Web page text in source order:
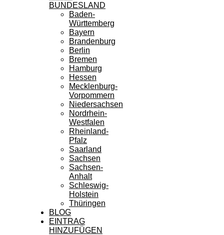
BUNDESLAND
Baden-
Württemberg
Bayern
Brandenburg
Berlin
Bremen
Hamburg
Hessen
Mecklenburg-
Vorpommern
Niedersachsen
Nordrhein-
Westfalen
Rheinland-
Pfalz
Saarland
Sachsen
Sachsen-
Anhalt
Schleswig-
Holstein
Thüringen
BLOG
EINTRAG
HINZUFÜGEN